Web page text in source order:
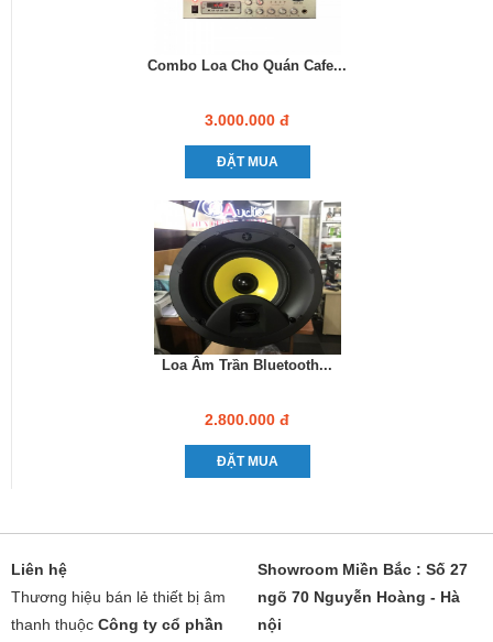
Combo Loa Cho Quán Cafe...
3.000.000 đ
ĐẶT MUA
Loa Âm Trần Bluetooth...
2.800.000 đ
ĐẶT MUA
Liên hệ
Thương hiệu bán lẻ thiết bị âm
thanh thuộc Công ty cổ phần
Showroom Miền Bắc : Số 27
ngõ 70 Nguyễn Hoàng - Hà
nội